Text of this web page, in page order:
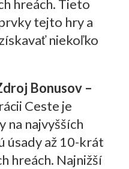
hreách. Tieto
tejto hry a
niekoľko
Bonusov –
Ceste je
na najvyšších
úsady až 10-krát
hreách. Najnižší